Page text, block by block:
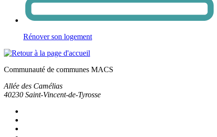
Rénover son logement
Communauté de communes MACS
Allée des Camélias
40230 Saint-Vincent-de-Tyrosse